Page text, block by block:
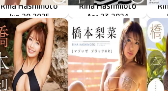
Rina Hashimoto
SUNNY
TSDS-42971
Jun 20 2025
Rina Hashimoto
橋本梨菜、逃走中
OME-568
Apr 23 2024